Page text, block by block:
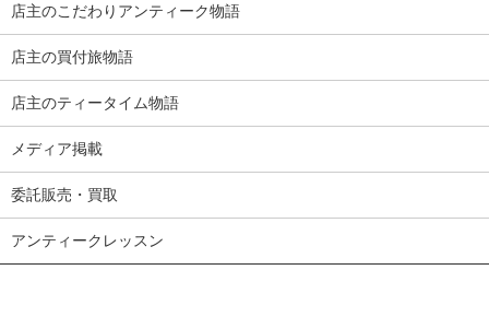
店主のこだわりアンティーク物語
店主の買付旅物語
店主のティータイム物語
メディア掲載
委託販売・買取
アンティークレッスン